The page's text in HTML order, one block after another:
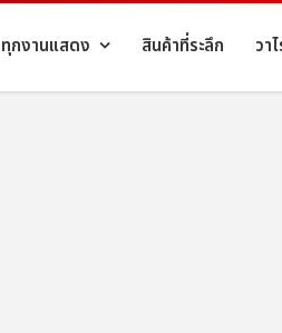
ทุกงานแสดง สินค้าที่ระลึก วา